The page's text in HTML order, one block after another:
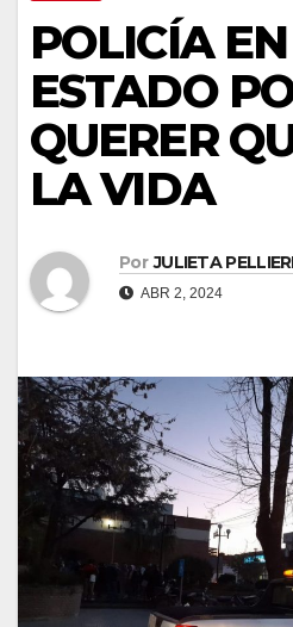
POLICÍA
ESTADO
QUERER
LA VIDA
Por JULIETA
ABR 2, 2024